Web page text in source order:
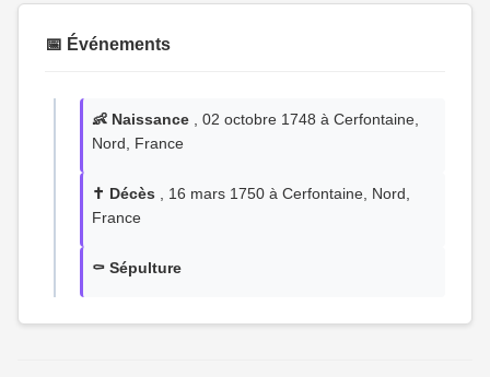
📅 Événements
👶 Naissance , 02 octobre 1748 à Cerfontaine,
Nord, France
✝️ Décès , 16 mars 1750 à Cerfontaine, Nord,
France
⚰️ Sépulture